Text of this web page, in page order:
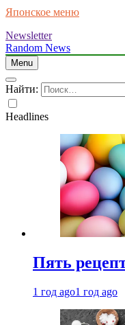
Японское меню
Newsletter
Random News
Menu
Найти:
Headlines
Пять
1 год ago1 год ago